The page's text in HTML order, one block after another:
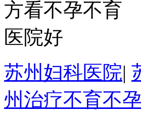
苏州妇科医院|
州治疗不育不